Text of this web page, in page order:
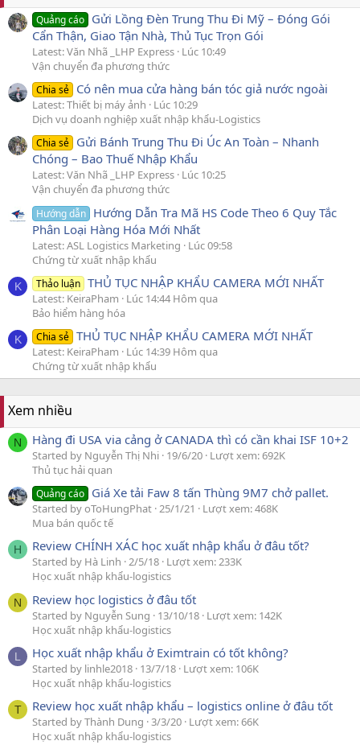
Quảng cáo Gửi Lồng Đèn Trung Thu Đi Mỹ – Đóng Gói
Cẩn Thận, Giao Tận Nhà, Thủ Tục Trọn Gói
Latest: Văn Nhã _LHP Express Lúc 10:49
Vận chuyển đa phương thức
Chia sẻ Có nên mua cửa hàng bán tóc giả nước ngoài
Latest: Thiết bị máy ảnh
Lúc 10:29
Dịch vụ doanh nghiệp xuất nhập khẩu-Logistics
Chia sẻ Gửi Bánh Trung Thu Đi Úc An Toàn – Nhanh
Chóng – Bao Thuế Nhập Khẩu
Latest: Văn Nhã _LHP Express Lúc 10:25
Vận chuyển đa phương thức
Hướng dẫn Hướng Dẫn Tra Mã HS Code Theo 6 Quy Tắc
Phân Loại Hàng Hóa Mới Nhất
Latest: ASL Logistics Marketing
Lúc 09:58
Chứng từ xuất nhập khẩu
K Thảo luận THỦ TỤC NHẬP KHẨU CAMERA MỚI NHẤT
Latest: KeiraPham
Lúc 14:44 Hôm qua
Bảo hiểm hàng hóa
K Chia sẻ THỦ TỤC NHẬP KHẨU CAMERA MỚI NHẤT
Latest: KeiraPham
Lúc 14:39 Hôm qua
Chứng từ xuất nhập khẩu
Xem nhiều
N Hàng đi USA via cảng ở CANADA thì có cần khai ISF 10+2
Started by Nguyễn Thị Nhi 19/6/20 Lượt xem: 692K
Thủ tục hải quan
Quảng cáo Giá Xe tải Faw 8 tấn Thùng 9M7 chở pallet.
Started by oToHungPhat 25/1/21
Lượt xem: 468K
Mua bán quốc tế
H Review CHÍNH XÁC học xuất nhập khẩu ở đâu tốt?
Started by Hà Linh 2/5/18 Lượt xem: 233K
Học xuất nhập khẩu-logistics
N Review học logistics ở đâu tốt
Started by Nguyễn Sung 13/10/18 Lượt xem: 142K
Học xuất nhập khẩu-logistics
L Học xuất nhập khẩu ở Eximtrain có tốt không?
Started by linhle2018 13/7/18 Lượt xem: 106K
Học xuất nhập khẩu-logistics
T Review học xuất nhập khẩu – logistics online ở đâu tốt
Started by Thành Dung 3/3/20 Lượt xem: 66K
Học xuất nhập khẩu-logistics